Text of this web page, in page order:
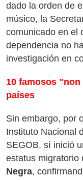
dado la orden de
músico, la
comunicado en el
dependencia no
investigación en
10 famosos
países
Sin embargo, por
Instituto Nacional
SEGOB, sí inició
estatus migratorio
Negra,